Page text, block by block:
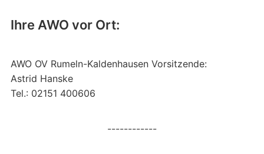
Ihre AWO vor Ort:
AWO OV Rumeln-Kaldenhausen Vorsitzende:
Astrid Hanske
Tel.: 02151 400606
------------